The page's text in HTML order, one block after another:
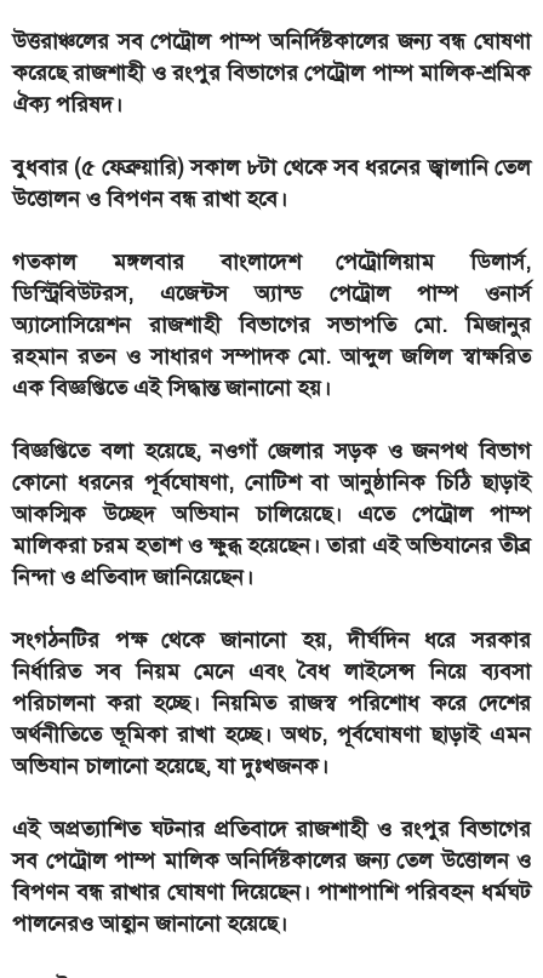
উত্তরাঞ্চলের সব পেট্রোল পাম্প অনির্দিষ্টকালের জন্য বন্ধ ঘোষণা
করেছে রাজশাহী ও রংপুর বিভাগের পেট্রোল পাম্প মালিক-শ্রমিক
ঐক্য পরিষদ।
বুধবার (৫ ফেব্রুয়ারি) সকাল ৮টা থেকে সব ধরনের জ্বালানি তেল
উত্তোলন ও বিপণন বন্ধ রাখা হবে।
গতকাল মঙ্গলবার বাংলাদেশ পেট্রোলিয়াম ডিলার্স,
ডিস্ট্রিবিউটরস, এজেন্টস অ্যান্ড পেট্রোল পাম্প ওনার্স
অ্যাসোসিয়েশন রাজশাহী বিভাগের সভাপতি মো. মিজানুর
রহমান রতন ও সাধারণ সম্পাদক মো. আব্দুল জলিল স্বাক্ষরিত
এক বিজ্ঞপ্তিতে এই সিদ্ধান্ত জানানো হয়।
বিজ্ঞপ্তিতে বলা হয়েছে, নওগাঁ জেলার সড়ক ও জনপথ বিভাগ
কোনো ধরনের পূর্বঘোষণা, নোটিশ বা আনুষ্ঠানিক চিঠি ছাড়াই
আকস্মিক উচ্ছেদ অভিযান চালিয়েছে। এতে পেট্রোল পাম্প
মালিকরা চরম হতাশ ও ক্ষুব্ধ হয়েছেন। তারা এই অভিযানের তীব্র
নিন্দা ও প্রতিবাদ জানিয়েছেন।
সংগঠনটির পক্ষ থেকে জানানো হয়, দীর্ঘদিন ধরে সরকার
নির্ধারিত সব নিয়ম মেনে এবং বৈধ লাইসেন্স নিয়ে ব্যবসা
পরিচালনা করা হচ্ছে। নিয়মিত রাজস্ব পরিশোধ করে দেশের
অর্থনীতিতে ভূমিকা রাখা হচ্ছে। অথচ, পূর্বঘোষণা ছাড়াই এমন
অভিযান চালানো হয়েছে, যা দুঃখজনক।
এই অপ্রত্যাশিত ঘটনার প্রতিবাদে রাজশাহী ও রংপুর বিভাগের
সব পেট্রোল পাম্প মালিক অনির্দিষ্টকালের জন্য তেল উত্তোলন ও
বিপণন বন্ধ রাখার ঘোষণা দিয়েছেন। পাশাপাশি পরিবহন ধর্মঘট
পালনেরও আহ্বান জানানো হয়েছে।